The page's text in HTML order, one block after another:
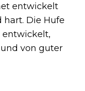
entwickelt
Die Hufe
entwickelt,
von guter